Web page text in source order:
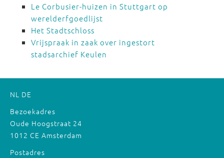
Le Corbusier-huizen in Stuttgart op
werelderfgoedlijst
Het Stadtschloss
Vrijspraak in zaak over ingestort
stadsarchief Keulen
NL DE
Bezoekadres
Oude Hoogstraat 24
1012 CE Amsterdam
Postadres